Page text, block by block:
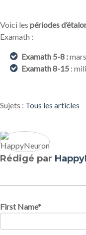
Voici les périodes
Examath :
Examath 5-8 :
Examath 8-15 :
Sujets : Tous les articles
Rédigé par
First Name*